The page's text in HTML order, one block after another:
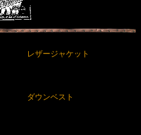
レザージャケット
ダウンベスト